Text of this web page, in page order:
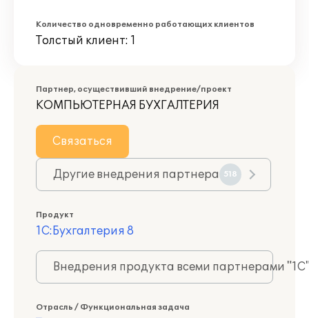
Количество одновременно работающих клиентов
Толстый клиент: 1
Партнер, осуществивший внедрение/проект
КОМПЬЮТЕРНАЯ БУХГАЛТЕРИЯ
Связаться
Другие внедрения партнера 518
Продукт
1С:Бухгалтерия 8
Внедрения продукта всеми партнерами
Отрасль / Функциональная задача